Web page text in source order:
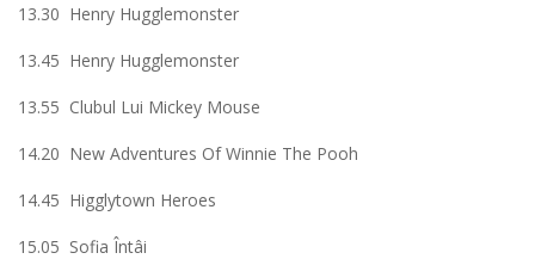
13.30 Henry Hugglemonster
13.45 Henry Hugglemonster
13.55 Clubul Lui Mickey Mouse
14.20 New Adventures Of Winnie The Pooh
14.45 Higglytown Heroes
15.05 Sofia Întâi